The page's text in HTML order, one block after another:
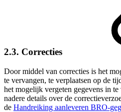
2.3. Correcties
Door middel van correcties is het
te vervangen, te verplaatsen op de
het mogelijk vergeten gegevens in
nadere details over de
de Handreiking aanleveren BRO-